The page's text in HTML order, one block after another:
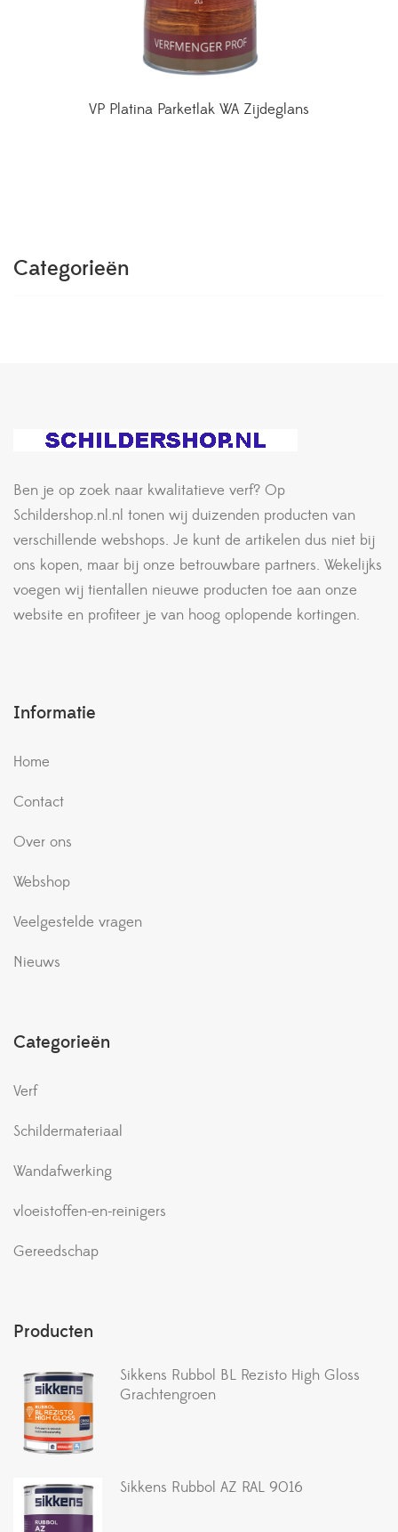
VP Platina Parketlak WA Zijdeglans
Categorieën
Ben je op zoek naar kwalitatieve verf? Op
Schildershop.nl.nl tonen wij duizenden producten van
verschillende webshops. Je kunt de artikelen dus niet bij
ons kopen, maar bij onze betrouwbare partners. Wekelijks
voegen wij tientallen nieuwe producten toe aan onze
website en profiteer je van hoog oplopende kortingen.
Informatie
Home
Contact
Over ons
Webshop
Veelgestelde vragen
Nieuws
Categorieën
Verf
Schildermateriaal
Wandafwerking
vloeistoffen-en-reinigers
Gereedschap
Producten
Sikkens Rubbol BL Rezisto High Gloss
Grachtengroen
Sikkens Rubbol AZ RAL 9016